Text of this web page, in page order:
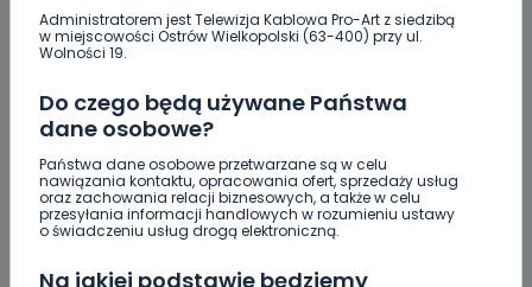
Administratorem jest Telewizja Kablowa Pro-Art z siedzibą
w miejscowości Ostrów Wielkopolski (63-400) przy ul.
Wolności 19.
Do czego będą używane Państwa
dane osobowe?
Państwa dane osobowe przetwarzane są w celu
nawiązania kontaktu, opracowania ofert, sprzedaży usług
oraz zachowania relacji biznesowych, a także w celu
przesyłania informacji handlowych w rozumieniu ustawy
o świadczeniu usług drogą elektroniczną.
Na jakiej podstawie będziemy
08.08.2026 12:08
Co się stanie z bluszczem…
Upały i burze. Porady dla…
Antonińska" dzień drugi [FOTO]